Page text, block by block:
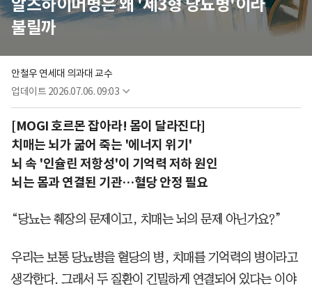
불릴까
안철우 연세대 의과대 교수
업데이트 2026.07.06. 09:03
[MOGI 호르몬 잡아라! 몸이 달라진다]
치매는 뇌가 굶어 죽는 '에너지 위기'
뇌 속 '인슐린 저항성'이 기억력 저하 원인
뇌는 몸과 연결된 기관…혈당 안정 필요
“당뇨는 췌장의 문제이고, 치매는 뇌의 문제 아닌가요?”
우리는 보통 당뇨병을 혈당의 병, 치매를 기억력의 병이라고
생각한다. 그래서 두 질환이 긴밀하게 연결되어 있다는 이야